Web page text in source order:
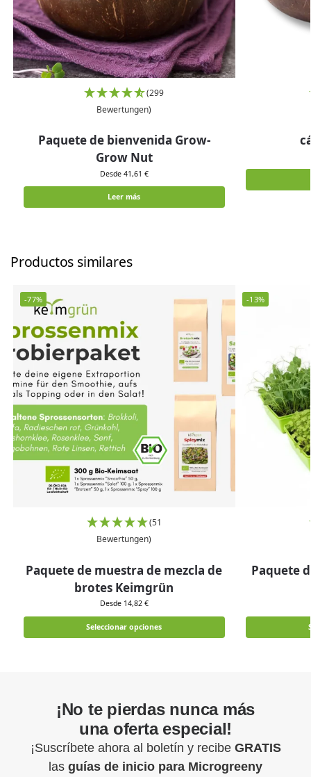
(299
Bewertungen)
Paquete de bienvenida Grow-
Grow Nut
Desde 41,61 €
Leer más
Productos similares
-77%
(51
Bewertungen)
Paquete de muestra de mezcla de
brotes Keimgrün
Desde 14,82 €
Seleccionar opciones
-13%
Paquete
¡No te pierdas nunca más
una oferta especial!
¡Suscríbete ahora al boletín y recibe GRATIS
las guías de inicio para Microgreeny